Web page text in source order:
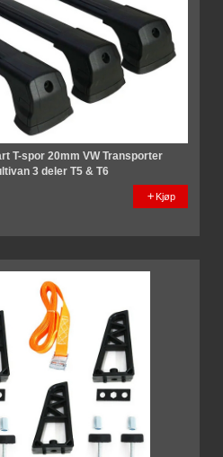
T-spor 20mm VW Transporter
3 deler T5 & T6
Kjøp